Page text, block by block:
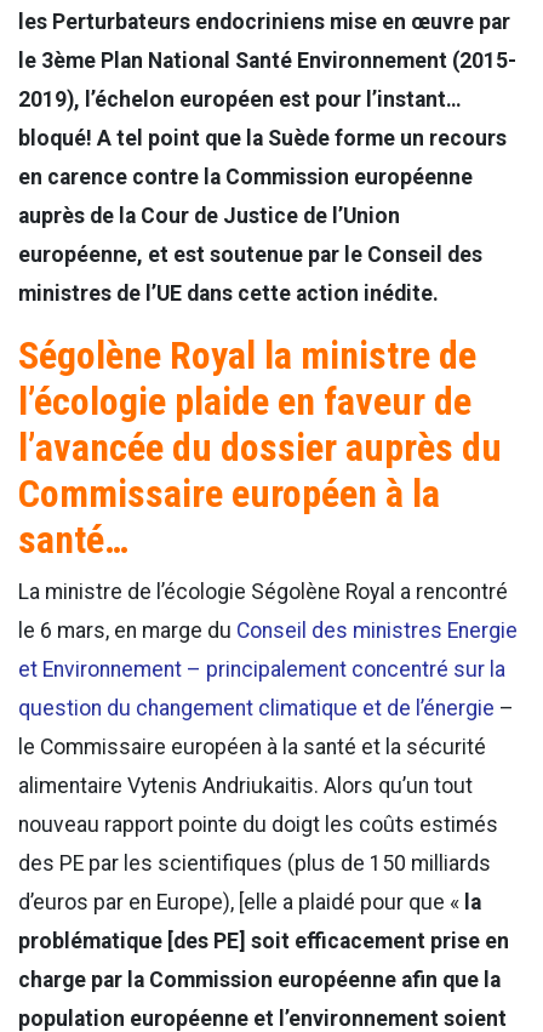
les Perturbateurs endocriniens mise en œuvre par
le 3ème Plan National Santé Environnement (2015-
2019), l’échelon européen est pour l’instant…
bloqué! A tel point que la Suède forme un recours
en carence contre la Commission européenne
auprès de la Cour de Justice de l’Union
européenne, et est soutenue par le Conseil des
ministres de l’UE dans cette action inédite.
Ségolène Royal la ministre de
l’écologie plaide en faveur de
l’avancée du dossier auprès du
Commissaire européen à la
santé…
La ministre de l’écologie Ségolène Royal a rencontré
le 6 mars, en marge du Conseil des ministres Energie
et Environnement – principalement concentré sur la
question du changement climatique et de l’énergie –
le Commissaire européen à la santé et la sécurité
alimentaire Vytenis Andriukaitis. Alors qu’un tout
nouveau rapport pointe du doigt les coûts estimés
des PE par les scientifiques (plus de 150 milliards
d’euros par en Europe), [elle a plaidé pour que « la
problématique [des PE] soit efficacement prise en
charge par la Commission européenne afin que la
population européenne et l’environnement soient